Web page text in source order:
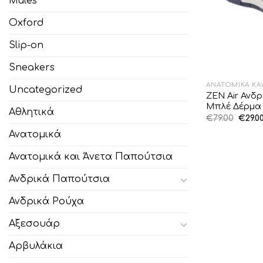
Oxford
Slip-on
Sneakers
Uncategorized
Αθλητικά
Ανατομικά
Ανατομικά και Άνετα Παπούτσια
Ανδρικά Παπούτσια
Ανδρικά Ρούχα
Αξεσουάρ
Αρβυλάκια
ΑΝΑΤΟΜΙΚΆ
ZEN Air
Μπλέ Δέρμα
€79.00 €29.00